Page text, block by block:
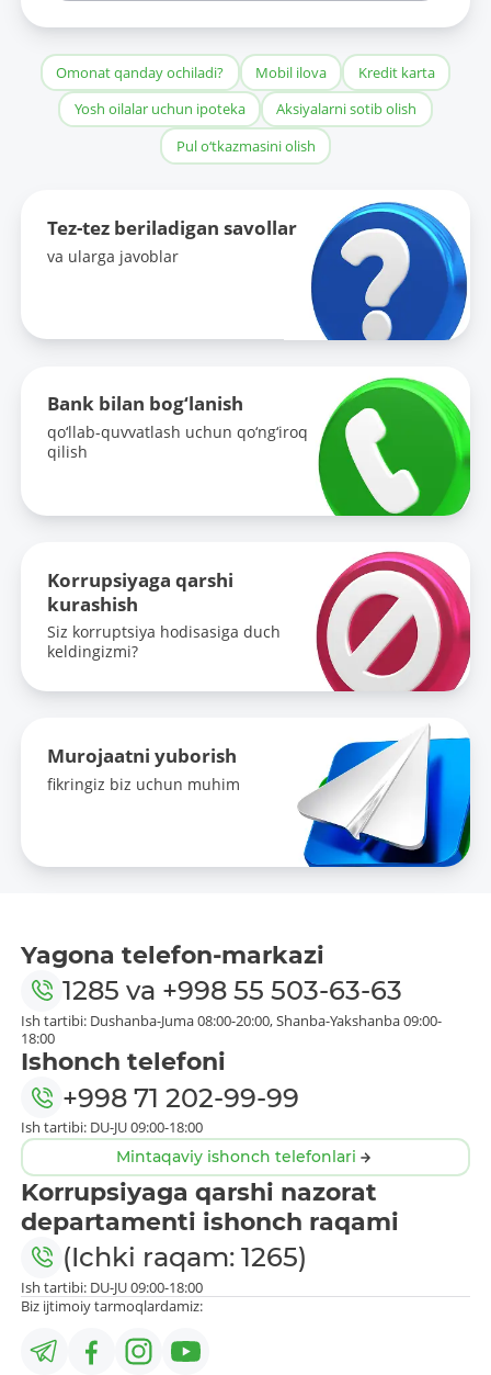
Omonat qanday ochiladi? Mobil ilova
Kredit karta
Yosh oilalar uchun ipoteka
Aksiyalarni sotib olish
Pul o‘tkazmasini olish
Tez-tez beriladigan savollar
va ularga javoblar
Bank bilan bog‘lanish
qo‘llab-quvvatlash uchun qo‘ng‘iroq
qilish
Korrupsiyaga qarshi
kurashish
Siz korruptsiya hodisasiga duch
keldingizmi?
Murojaatni yuborish
fikringiz biz uchun muhim
Yagona telefon-markazi
1285 va +998 55 503-63-63
Ish tartibi: Dushanba-Juma 08:00-20:00, Shanba-Yakshanba 09:00-
18:00
Ishonch telefoni
+998 71 202-99-99
Ish tartibi: DU-JU 09:00-18:00
Mintaqaviy ishonch telefonlari
Korrupsiyaga qarshi nazorat
departamenti ishonch raqami
(Ichki raqam: 1265)
Ish tartibi: DU-JU 09:00-18:00
Biz ijtimoiy tarmoqlardamiz: